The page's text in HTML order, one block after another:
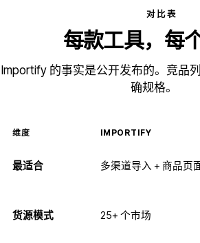
对比表
每款工具，每
Importify 的事实是公开发布的。竞品
确规格。
维度 IMPORTIFY
最适合 多渠道导入 + 商品页
货源模式 25+ 个市场